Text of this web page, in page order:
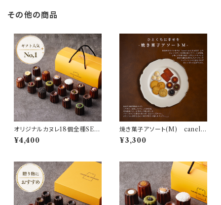
その他の商品
オリジナルカヌレ18個全種SET
自家製 canelé de CHIANT
I
¥4,400
焼き菓子アソート(M) canelé
de CHIANTI
¥3,300